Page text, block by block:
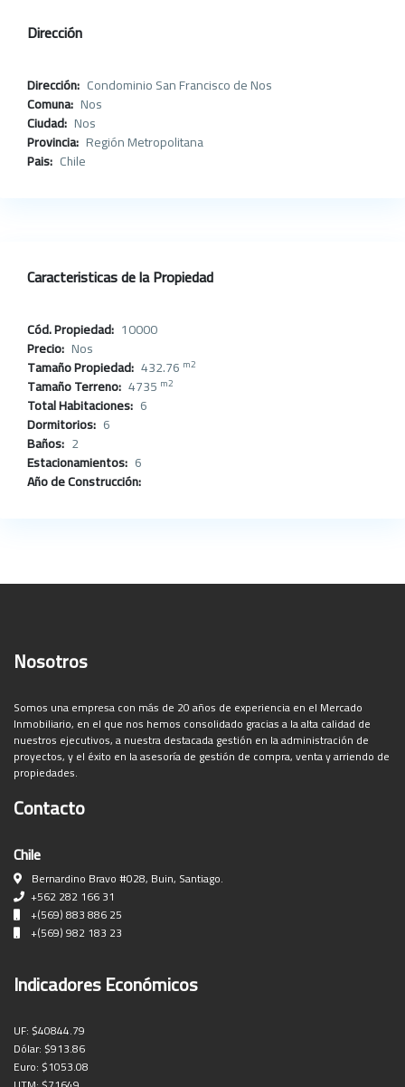
Dirección
Dirección: Condominio San Francisco de Nos
Comuna: Nos
Ciudad: Nos
Provincia: Región Metropolitana
Pais: Chile
Caracteristicas de la Propiedad
Cód. Propiedad: 10000
Precio: Nos
Tamaño Propiedad: 432.76 m2
Tamaño Terreno: 4735 m2
Total Habitaciones: 6
Dormitorios: 6
Baños: 2
Estacionamientos: 6
Año de Construcción:
Nosotros
Somos una empresa con más de 20 años de experiencia en el Mercado
Inmobiliario, en el que nos hemos consolidado gracias a la alta calidad de
nuestros ejecutivos, a nuestra destacada gestión en la administración de
proyectos, y el éxito en la asesoría de gestión de compra, venta y arriendo de
propiedades.
Contacto
Chile
Bernardino Bravo #028, Buin, Santiago.
+562 282 166 31
+(569) 883 886 25
+(569) 982 183 23
Indicadores Económicos
UF:$40844.79
Dólar:$913.86
Euro:$1053.08